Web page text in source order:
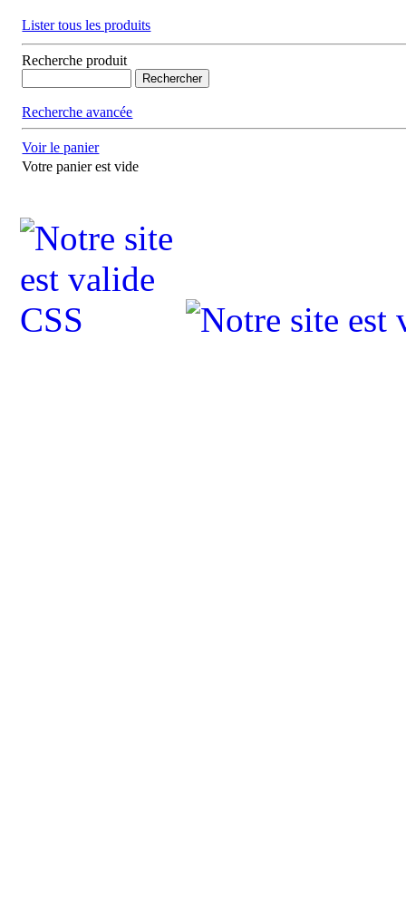
Lister tous les produits
Recherche produit
Recherche avancée
Voir le panier
Votre panier est vide